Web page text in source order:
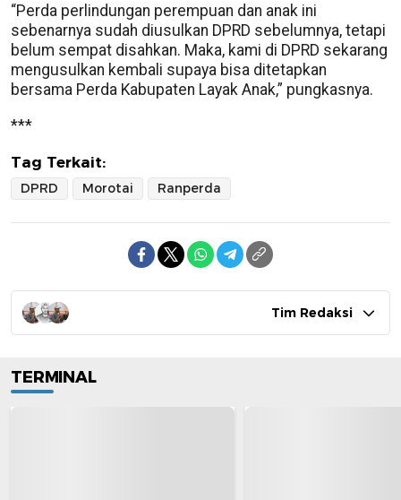
“Perda perlindungan perempuan dan anak ini
sebenarnya sudah diusulkan DPRD sebelumnya, tetapi
belum sempat disahkan. Maka, kami di DPRD sekarang
mengusulkan kembali supaya bisa ditetapkan
bersama Perda Kabupaten Layak Anak,” pungkasnya.
***
Tag Terkait:
DPRD Morotai Ranperda
Tim Redaksi
TERMINAL